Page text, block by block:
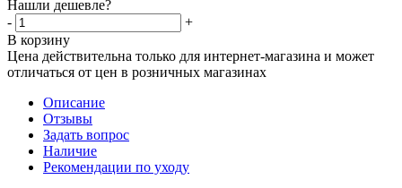
Нашли дешевле?
-
+
В корзину
Цена действительна только для интернет-магазина и может
отличаться от цен в розничных магазинах
Описание
Отзывы
Задать вопрос
Наличие
Рекомендации по уходу